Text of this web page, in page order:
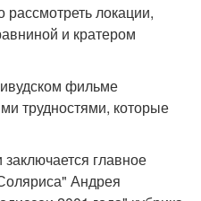
локации,
и кратером
фильме
трудностями, которые
главное
Андрея